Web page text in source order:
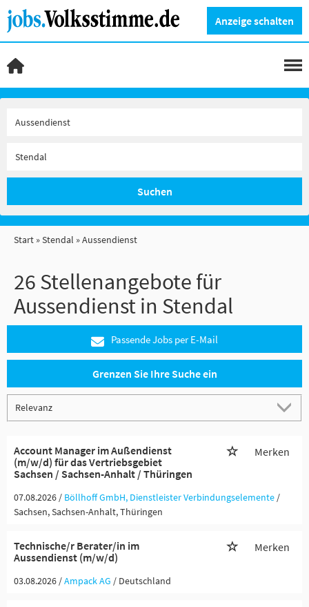
Anzeige schalten
Suchen
Start Stendal Aussendienst
26 Stellenangebote für
Aussendienst in Stendal
Passende Jobs per E-Mail
Grenzen Sie Ihre Suche ein
Account Manager im Außendienst
(m/w/d) für das Vertriebsgebiet
Sachsen / Sachsen-Anhalt / Thüringen
Merken
07.08.2026 / Böllhoff GmbH, Dienstleister Verbindungselemente /
Sachsen, Sachsen-Anhalt, Thüringen
Technische/r Berater/in im
Aussendienst (m/w/d)
Merken
03.08.2026 /Ampack AG / Deutschland